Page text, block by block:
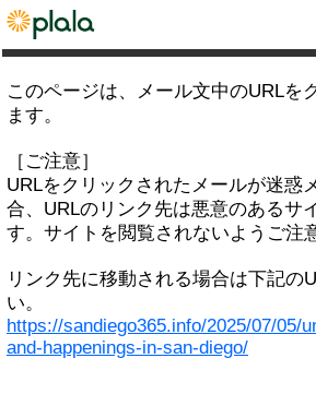
このページは、メール文中のURLを
ます。
［ご注意］
URLをクリックされたメールが迷惑
合、URLのリンク先は悪意のあるサ
す。サイトを閲覧されないようご注
リンク先に移動される場合は下記の
い。
https://sandiego365.info/2025/07/05/
and-happenings-in-san-diego/